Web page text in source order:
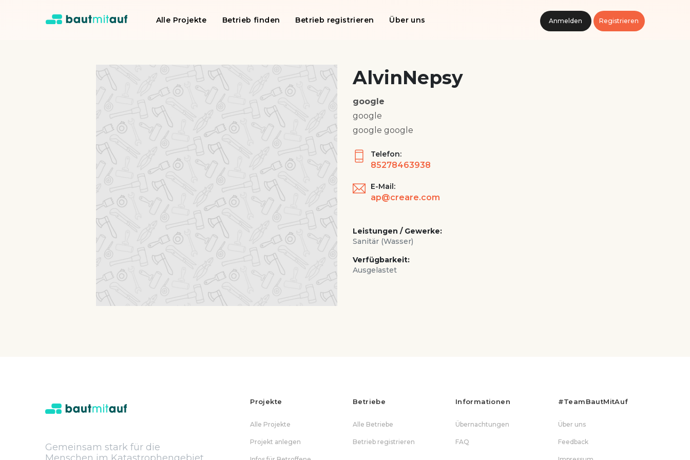
Alle Projekte Betrieb finden Betrieb registrieren Über uns Anmelden Registrieren
AlvinNepsy
google
google
google google
Telefon:
85278463938
E-Mail:
ap@creare.com
Leistungen / Gewerke:
Sanitär (Wasser)
Verfügbarkeit:
Ausgelastet
Gemeinsam stark für die
Menschen im Katastrophengebiet
Projekte
Alle Projekte
Projekt anlegen
Betriebe
Alle Betriebe
Betrieb registrieren
Informationen
Übernachtungen
FAQ
#teamBautMitAuf
Über uns
Feedback